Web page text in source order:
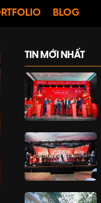
BLOG
TIN MỚI NHẤT